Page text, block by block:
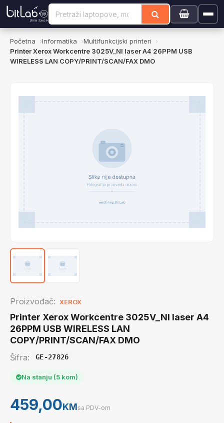
Početna Informatika
Multifunkcijski printeri
Printer Xerox Workcentre 3025V_NI laser A4 26PPM USB
WIRELESS LAN COPY/PRINT/SCAN/FAX DMO
Proizvođač: XEROX
Printer Xerox Workcentre 3025V_NI laser A4
26PPM USB WIRELESS LAN
COPY/PRINT/SCAN/FAX DMO
Šifra: GE-27826
Na stanju (5 kom)
459,00KMsa PDV-om